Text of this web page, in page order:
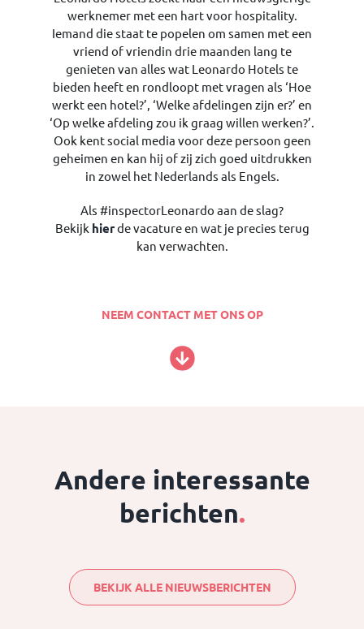
werknemer met een hart voor hospitality.
Iemand die staat te popelen om samen met een
vriend of vriendin drie maanden lang te
genieten van alles wat Leonardo Hotels te
bieden heeft en rondloopt met vragen als ‘Hoe
werkt een hotel?’, ‘Welke afdelingen zijn er?’ en
‘Op welke afdeling zou ik graag willen werken?’.
Ook kent social media voor deze persoon geen
geheimen en kan hij of zij zich goed uitdrukken
in zowel het Nederlands als Engels.
Als #inspectorLeonardo aan de slag?
Bekijk hierde vacature en wat je precies terug
kan verwachten.
NEEM CONTACT MET ONS OP
Andere interessante
berichten.
BEKIJK ALLE NIEUWSBERICHTEN